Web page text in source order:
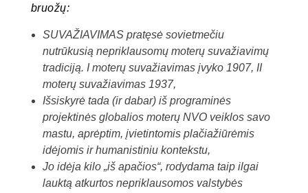
bruožų:
SUVAŽIAVIMAS pratęsė sovietmečiu
nutrūkusią nepriklausomų moterų suvažiavimų
tradiciją. I moterų suvažiavimas įvyko 1907, II
moterų suvažiavimas 1937,
Išsiskyrė tada (ir dabar) iš programinės
projektinės globalios moterų NVO veiklos savo
mastu, aprėptim, įvietintomis plačiažiūrėmis
idėjomis ir humanistiniu kontekstu,
Jo idėja kilo „iš apačios“, rodydama taip ilgai
lauktą atkurtos nepriklausomos valstybės